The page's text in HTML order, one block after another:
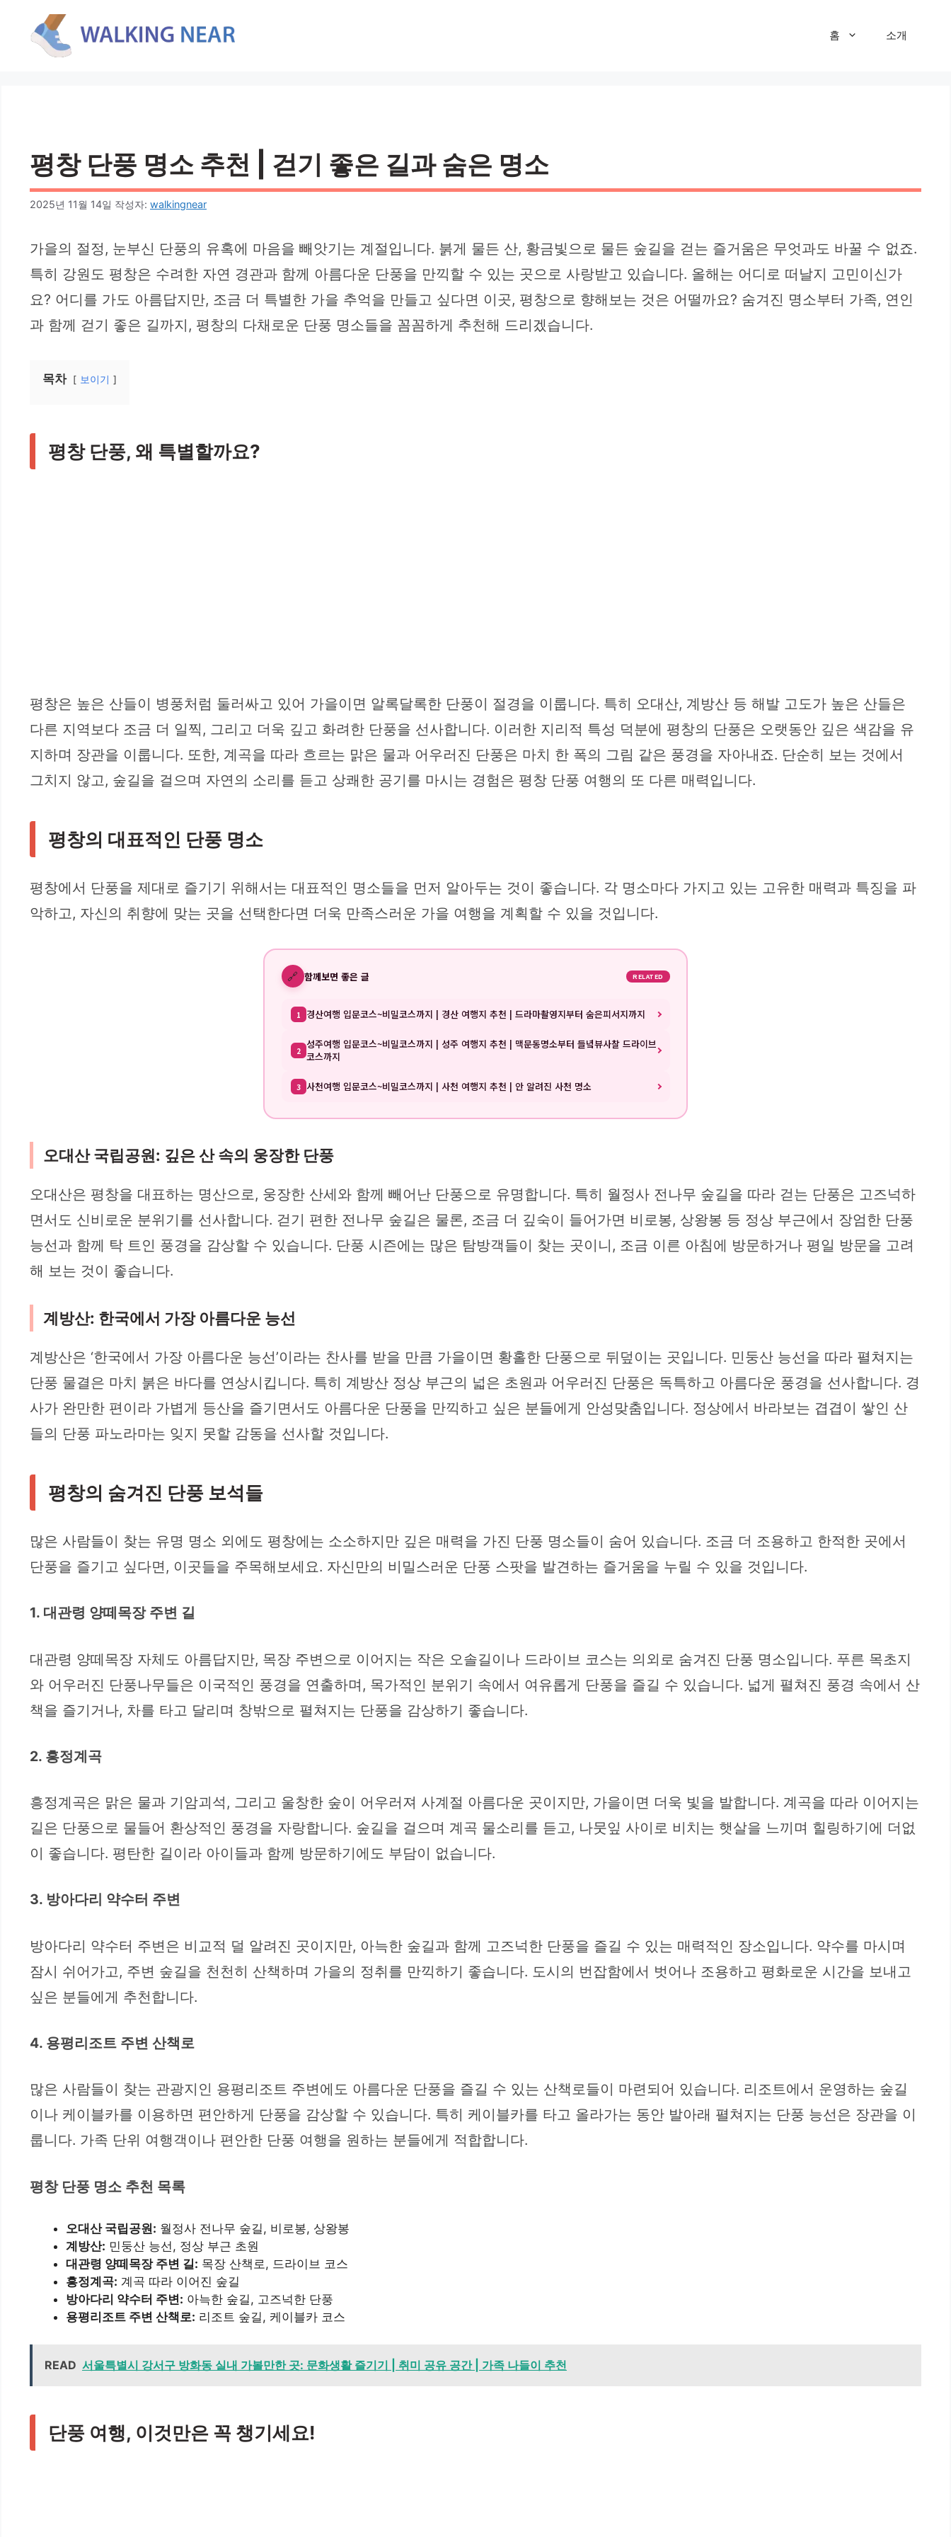
홈 소개
평창 단풍 명소 추천 | 걷기 좋은 길과 숨은 명소
2025년 11월 14일 작성자: walkingnear
가을의 절정, 눈부신 단풍의 유혹에 마음을 빼앗기는 계절입니다. 붉게 물든 산, 황금빛으로 물든 숲길을 걷는 즐거움은 무엇과도 바꿀 수 없죠.
특히 강원도 평창은 수려한 자연 경관과 함께 아름다운 단풍을 만끽할 수 있는 곳으로 사랑받고 있습니다. 올해는 어디로 떠날지 고민이신가
요? 어디를 가도 아름답지만, 조금 더 특별한 가을 추억을 만들고 싶다면 이곳, 평창으로 향해보는 것은 어떨까요? 숨겨진 명소부터 가족, 연인
과 함께 걷기 좋은 길까지, 평창의 다채로운 단풍 명소들을 꼼꼼하게 추천해 드리겠습니다.
목차 보이기
평창 단풍, 왜 특별할까요?
평창은 높은 산들이 병풍처럼 둘러싸고 있어 가을이면 알록달록한 단풍이 절경을 이룹니다. 특히 오대산, 계방산 등 해발 고도가 높은 산들은
다른 지역보다 조금 더 일찍, 그리고 더욱 깊고 화려한 단풍을 선사합니다. 이러한 지리적 특성 덕분에 평창의 단풍은 오랫동안 깊은 색감을 유
지하며 장관을 이룹니다. 또한, 계곡을 따라 흐르는 맑은 물과 어우러진 단풍은 마치 한 폭의 그림 같은 풍경을 자아내죠. 단순히 보는 것에서
그치지 않고, 숲길을 걸으며 자연의 소리를 듣고 상쾌한 공기를 마시는 경험은 평창 단풍 여행의 또 다른 매력입니다.
평창의 대표적인 단풍 명소
평창에서 단풍을 제대로 즐기기 위해서는 대표적인 명소들을 먼저 알아두는 것이 좋습니다. 각 명소마다 가지고 있는 고유한 매력과 특징을 파
악하고, 자신의 취향에 맞는 곳을 선택한다면 더욱 만족스러운 가을 여행을 계획할 수 있을 것입니다.
🔗 함께보면 좋은 글 RELATED
1 경산여행 입문코스~비밀코스까지 | 경산 여행지 추천 | 드라마촬영지부터 숨은피서지까지
2 성주여행 입문코스~비밀코스까지 | 성주 여행지 추천 | 맥문동명소부터 들녘뷰사찰 드라이브
코스까지
3 사천여행 입문코스~비밀코스까지 | 사천 여행지 추천 | 안 알려진 사천 명소
오대산 국립공원: 깊은 산 속의 웅장한 단풍
오대산은 평창을 대표하는 명산으로, 웅장한 산세와 함께 빼어난 단풍으로 유명합니다. 특히 월정사 전나무 숲길을 따라 걷는 단풍은 고즈넉하
면서도 신비로운 분위기를 선사합니다. 걷기 편한 전나무 숲길은 물론, 조금 더 깊숙이 들어가면 비로봉, 상왕봉 등 정상 부근에서 장엄한 단풍
능선과 함께 탁 트인 풍경을 감상할 수 있습니다. 단풍 시즌에는 많은 탐방객들이 찾는 곳이니, 조금 이른 아침에 방문하거나 평일 방문을 고려
해 보는 것이 좋습니다.
계방산: 한국에서 가장 아름다운 능선
계방산은 ‘한국에서 가장 아름다운 능선’이라는 찬사를 받을 만큼 가을이면 황홀한 단풍으로 뒤덮이는 곳입니다. 민둥산 능선을 따라 펼쳐지는
단풍 물결은 마치 붉은 바다를 연상시킵니다. 특히 계방산 정상 부근의 넓은 초원과 어우러진 단풍은 독특하고 아름다운 풍경을 선사합니다. 경
사가 완만한 편이라 가볍게 등산을 즐기면서도 아름다운 단풍을 만끽하고 싶은 분들에게 안성맞춤입니다. 정상에서 바라보는 겹겹이 쌓인 산
들의 단풍 파노라마는 잊지 못할 감동을 선사할 것입니다.
평창의 숨겨진 단풍 보석들
많은 사람들이 찾는 유명 명소 외에도 평창에는 소소하지만 깊은 매력을 가진 단풍 명소들이 숨어 있습니다. 조금 더 조용하고 한적한 곳에서
단풍을 즐기고 싶다면, 이곳들을 주목해보세요. 자신만의 비밀스러운 단풍 스팟을 발견하는 즐거움을 누릴 수 있을 것입니다.
1. 대관령 양떼목장 주변 길
대관령 양떼목장 자체도 아름답지만, 목장 주변으로 이어지는 작은 오솔길이나 드라이브 코스는 의외로 숨겨진 단풍 명소입니다. 푸른 목초지
와 어우러진 단풍나무들은 이국적인 풍경을 연출하며, 목가적인 분위기 속에서 여유롭게 단풍을 즐길 수 있습니다. 넓게 펼쳐진 풍경 속에서 산
책을 즐기거나, 차를 타고 달리며 창밖으로 펼쳐지는 단풍을 감상하기 좋습니다.
2. 흥정계곡
흥정계곡은 맑은 물과 기암괴석, 그리고 울창한 숲이 어우러져 사계절 아름다운 곳이지만, 가을이면 더욱 빛을 발합니다. 계곡을 따라 이어지는
길은 단풍으로 물들어 환상적인 풍경을 자랑합니다. 숲길을 걸으며 계곡 물소리를 듣고, 나뭇잎 사이로 비치는 햇살을 느끼며 힐링하기에 더없
이 좋습니다. 평탄한 길이라 아이들과 함께 방문하기에도 부담이 없습니다.
3. 방아다리 약수터 주변
방아다리 약수터 주변은 비교적 덜 알려진 곳이지만, 아늑한 숲길과 함께 고즈넉한 단풍을 즐길 수 있는 매력적인 장소입니다. 약수를 마시며
잠시 쉬어가고, 주변 숲길을 천천히 산책하며 가을의 정취를 만끽하기 좋습니다. 도시의 번잡함에서 벗어나 조용하고 평화로운 시간을 보내고
싶은 분들에게 추천합니다.
4. 용평리조트 주변 산책로
많은 사람들이 찾는 관광지인 용평리조트 주변에도 아름다운 단풍을 즐길 수 있는 산책로들이 마련되어 있습니다. 리조트에서 운영하는 숲길
이나 케이블카를 이용하면 편안하게 단풍을 감상할 수 있습니다. 특히 케이블카를 타고 올라가는 동안 발아래 펼쳐지는 단풍 능선은 장관을 이
룹니다. 가족 단위 여행객이나 편안한 단풍 여행을 원하는 분들에게 적합합니다.
평창 단풍 명소 추천 목록
오대산 국립공원: 월정사 전나무 숲길, 비로봉, 상왕봉
계방산: 민둥산 능선, 정상 부근 초원
대관령 양떼목장 주변 길: 목장 산책로, 드라이브 코스
흥정계곡: 계곡 따라 이어진 숲길
방아다리 약수터 주변: 아늑한 숲길, 고즈넉한 단풍
용평리조트 주변 산책로: 리조트 숲길, 케이블카 코스
READ 서울특별시 강서구 방화동 실내 가볼만한 곳: 문화생활 즐기기 | 취미 공유 공간 | 가족 나들이 추천
단풍 여행, 이것만은 꼭 챙기세요!